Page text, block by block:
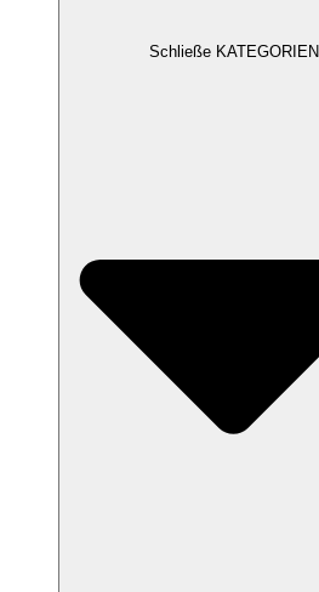
Schließe KATEGORIEN